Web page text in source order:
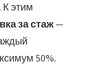
К этим
за стаж—
50%.